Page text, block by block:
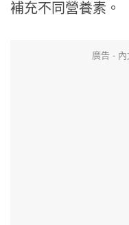
補充不同營養素。
廣告 -